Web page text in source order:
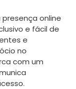
online
e fácil de
e
no
com um